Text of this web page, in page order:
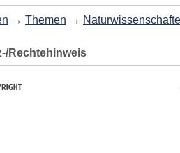
→ Themen →
Rechtehinweis